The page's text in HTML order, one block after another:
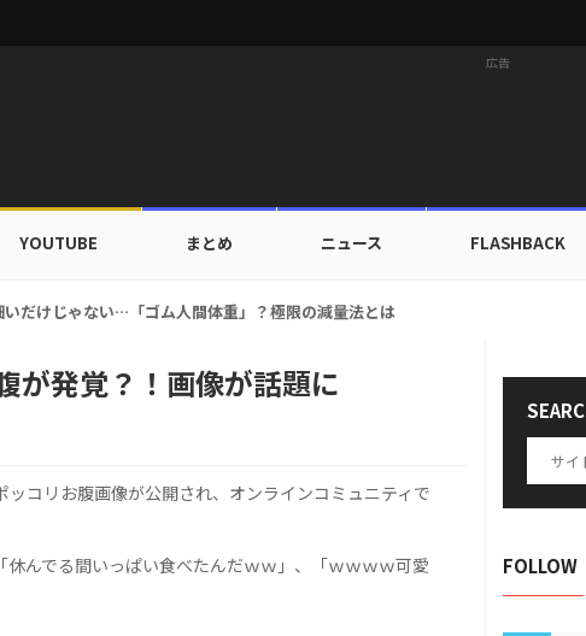
広告
YOUTUBE まとめ ニュース FLASHBACK
ールドツアーの旅行費用全額サポート！22カ国・64都市以上
が発覚？！画像が話題に
コリお腹画像が公開され、オンラインコミュニティで
んでる間いっぱい食べたんだｗｗ」、「ｗｗｗｗ可愛
FOLLOW